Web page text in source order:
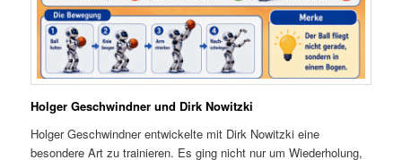
Holger Geschwindner und Dirk Nowitzki
Holger Geschwindner entwickelte mit Dirk Nowitzki eine
besondere Art zu trainieren. Es ging nicht nur um Wiederholung,